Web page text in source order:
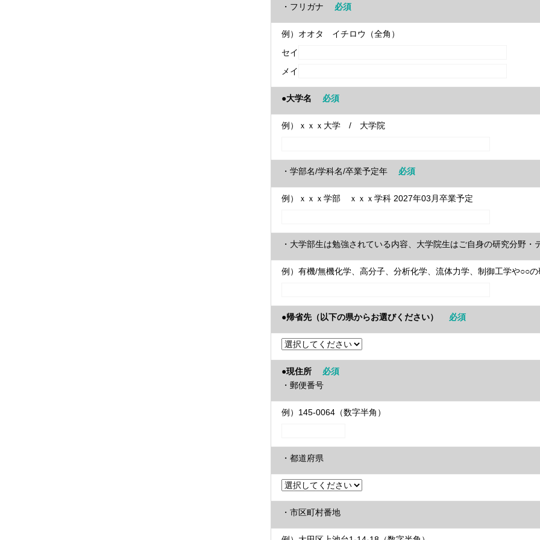
・フリガナ 必須
例）オオタ イチロウ（全角）
セイ
メイ
●大学名 必須
例）ｘｘｘ大学 / 大学院
・学部名/学科名/卒業予定年 必須
例）ｘｘｘ学部 ｘｘｘ学科 2027年03月卒業予定
・大学部生は勉強されている内容、大学院生はご自身の研究分野
例）有機/無機化学、高分子、分析化学、流体力学、制御工学や○○
●帰省先（以下の県からお選びください） 必須
●現住所
必須
・郵便番号
例）145-0064（数字半角）
・都道府県
・市区町村番地